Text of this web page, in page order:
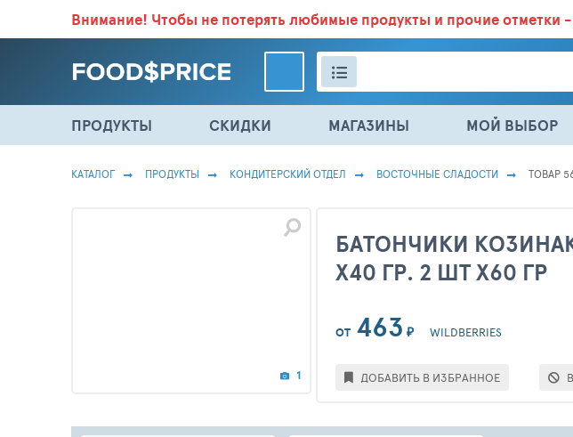
ВСЕ СКИДКИ И ВЫГОДНЫЕ ЦЕНЫ НА ПРОДУКТЫ В МАГАЗИНАХ.БОЛЬШЕ 100 000
Внимание! Чтобы не потерять любимые продукты и прочие отметки -
ПРОДУКТЫ СКИДКИ МАГАЗИНЫ МОЙ ВЫБОР
КАТАЛОГ ПРОДУКТЫ КОНДИТЕРСКИЙ ОТДЕЛ ВОСТОЧНЫЕ СЛАДОСТИ ТОВАР
БАТОНЧИКИ
Х40 ГР. 2 ШТ Х60 ГР
1
ОТ 463 ₽ WILDBERRIES
ДОБАВИТЬ В ИЗБРАННОЕ